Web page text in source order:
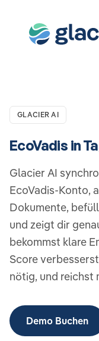
GLACIER AI
EcoVadis in
Glacier AI
EcoVadis-Konto,
Dokumente,
und zeigt dir
bekommst klare
Score
nötig, und reichst
Demo Buchen